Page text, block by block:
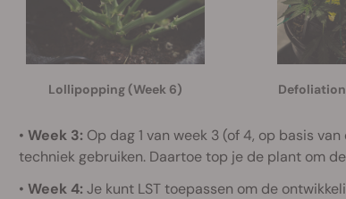
Lollipopping (Week 6)
• Week 3: Op dag 1 van week 3 (of 4, op basis
techniek gebruiken. Daartoe top je de plant om
• Week 4: Je kunt LST toepassen om de